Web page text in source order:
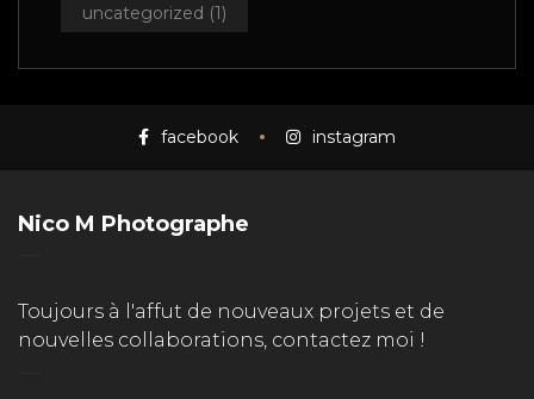
uncategorized (1)
facebook instagram
Nico M Photographe
Toujours à l'affut de nouveaux projets et de
nouvelles collaborations, contactez moi !